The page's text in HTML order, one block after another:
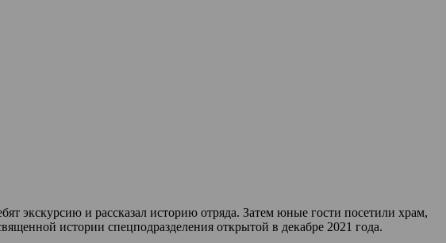
экскурсию и рассказал историю отряда. Затем юные гости посетили храм,
истории спецподразделения открытой в декабре 2021 года.